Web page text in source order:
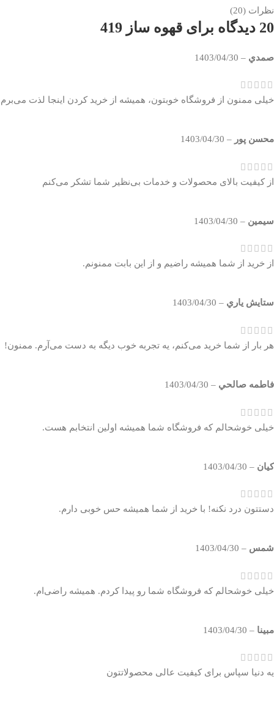
نظرات (20)
20 دیدگاه برای قهوه ساز 419
صمدي –
1403/04/30
خیلی ممنون از فروشگاه خوبتون، همیشه از خرید کردن اینجا لذت می‌برم
محسن پور –
1403/04/30
از کیفیت بالای محصولات و خدمات بی‌نظیر شما تشکر می‌کنم
سيمين –
1403/04/30
از خرید از شما همیشه راضیم و از این بابت ممنونم.
ستايش ياري –
1403/04/30
هر بار از شما خرید می‌کنم، یه تجربه خوب دیگه به دست می‌آرم. ممنون!
فاطمه صالحي –
1403/04/30
خیلی خوشحالم که فروشگاه شما همیشه اولین انتخابم هست.
كيان –
1403/04/30
دستتون درد نکنه! با خرید از شما همیشه حس خوبی دارم.
شمس –
1403/04/30
خیلی خوشحالم که فروشگاه شما رو پیدا کردم. همیشه راضی‌ام.
مبينا –
1403/04/30
یه دنیا سپاس برای کیفیت عالی محصولاتتون